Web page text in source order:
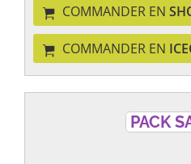
COMMANDER EN
COMMANDER EN
PACK